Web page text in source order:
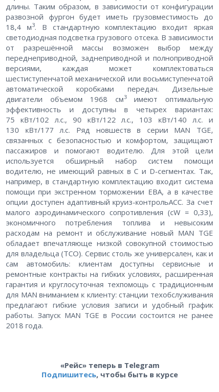
длины. Таким образом, в зависимости от конфигурации
развозной фургон будет иметь грузовместимость до
18,4 м3. В стандартную комплектацию входит яркая
светодиодная подсветка грузового отсека. В зависимости
от разрешённой массы возможен выбор между
переднеприводной, заднеприводной и полноприводной
версиями, каждая может комплектоваться
шестиступенчатой механической или восьмиступенчатой
автоматической коробками передач. Дизельные
двигатели объемом 1968 см3имеют оптимальную
эффективность и доступны в четырех вариантах:
75 кВт/102 л.с., 90 кВт/122 л.с., 103 кВт/140 л.с. и
130 кВт/177 л.с. Ряд новшеств в серии MAN TGE,
связанных с безопасностью и комфортом, защищают
пассажиров и помогают водителю. Для этой цели
используется обширный набор систем помощи
водителю, не имеющий равных в C и D-сегментах. Так,
например, в стандартную комплектацию входит система
помощи при экстренном торможении EBA, а в качестве
опции доступен адаптивный круиз-контрольACC. За счет
малого аэродинамического сопротивления (cW = 0,33),
экономичного потребления топлива и невысоким
расходам на ремонт и обслуживание новый MAN TGE
обладает впечатляюще низкой совокупной стоимостью
для владельца (TCO). Сервис столь же универсален, как и
сам автомобиль: клиентам доступны сервисные и
ремонтные контракты на гибких условиях, расширенная
гарантия и круглосуточная техпомощь с традиционным
для MAN вниманием к клиенту: станции техобслуживания
предлагают гибкие условия записи и удобный график
работы. Запуск MAN TGE в России состоится не ранее
2018 года.
«Рейс» теперь в Telegram
Подпишитесь, чтобы быть в курсе